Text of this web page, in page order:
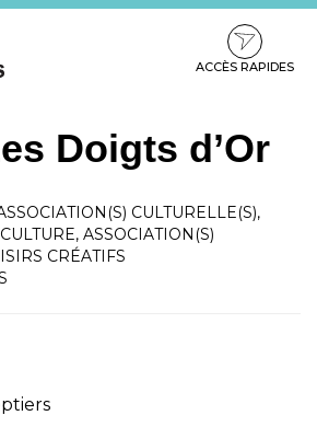
ACCÈS RAPIDES
Doigts d’Or
CULTURELLE(S),
CULTURE, ASSOCIATION(S)
CRÉATIFS